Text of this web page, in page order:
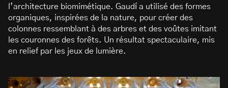
l’architecture biomimétique. Gaudí a utilisé des formes
organiques, inspirées de la nature, pour créer des
colonnes ressemblant à des arbres et des voûtes imitant
les couronnes des forêts. Un résultat spectaculaire, mis
en relief par les jeux de lumière.